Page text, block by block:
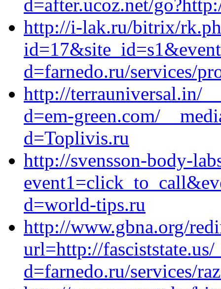
d=after.ucoz.net/
http://i-lak.ru/bitrix/
d=farnedo.ru/services/
http://terrauniversal.in/
d=em-green.com/
d=Toplivis.ru
http://svensson-body-
d=world-tips.ru
http://www.gbna.org/
url=http://
d=farnedo.ru/services/